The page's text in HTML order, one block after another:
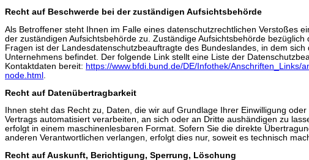
Recht auf Beschwerde bei der zuständigen Aufsichtsbehörde
Als Betroffener steht Ihnen im Falle eines datenschutzrechtlichen Verstoßes
der zuständigen Aufsichtsbehörde zu. Zuständige Aufsichtsbehörde bezüglich
Fragen ist der Landesdatenschutzbeauftragte des Bundeslandes, in dem sich
Unternehmens befindet. Der folgende Link stellt eine Liste der
Kontaktdaten bereit: https://www.bfdi.bund.de/DE/Infothek/Anschriften_Links/
node.html
Recht auf Datenübertragbarkeit
Ihnen steht das Recht zu, Daten, die wir auf Grundlage Ihrer Einwilligung
Vertrags automatisiert verarbeiten, an sich oder an Dritte aushändigen zu
erfolgt in einem maschinenlesbaren Format. Sofern Sie die direkte
anderen Verantwortlichen verlangen, erfolgt dies nur, soweit es technisch
Recht auf Auskunft, Berichtigung, Sperrung, Löschung